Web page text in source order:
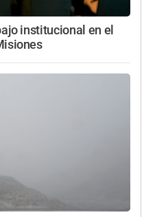
institucional en el